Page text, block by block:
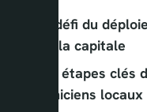
Le défi du
dans la capitale
Les étapes clés
techniciens locaux